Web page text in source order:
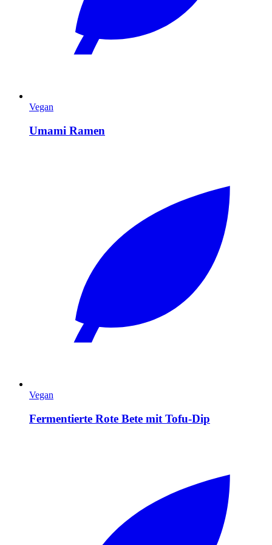
Vegan
Umami Ramen
Vegan
Fermentierte Rote Bete mit Tofu-Dip